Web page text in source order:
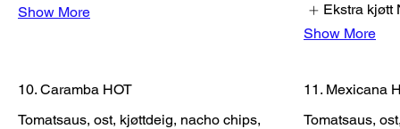
Show More
Ekstra kjøtt
Show More
10. Caramba HOT
Tomatsaus, ost, kjøttdeig, nacho chips,
11. Mexicana
Tomatsaus,